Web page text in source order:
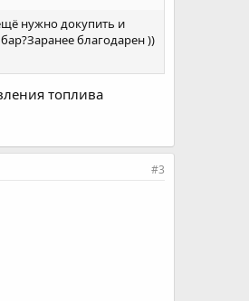
нужно докупить и
благодарен ))
топлива
#3